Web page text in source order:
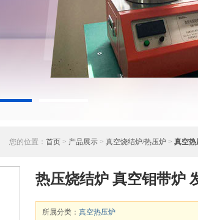
您的位置： 首页 > 产品展示 > 真空烧结炉/热压炉 > 真空热
热压烧结炉 真空钼带炉
所属分类： 真空热压炉